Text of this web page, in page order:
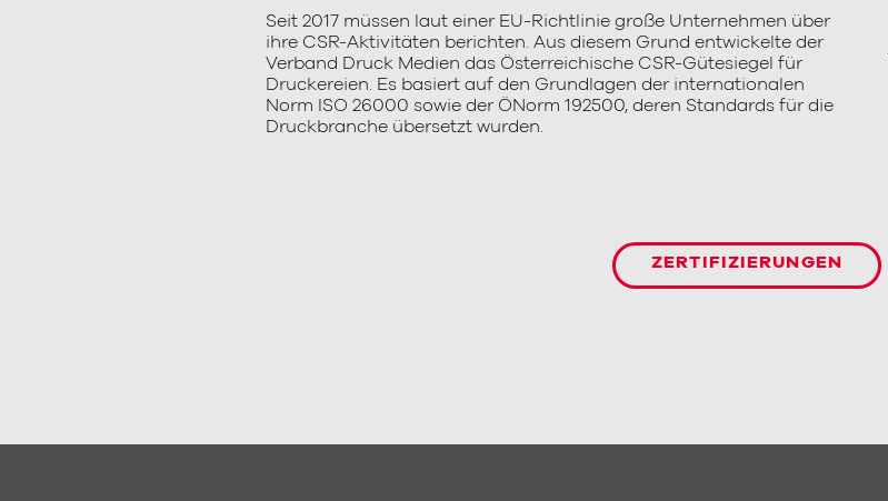
Seit 2017 müssen laut einer EU-Richtlinie große Unternehmen über
ihre CSR-Aktivitäten berichten. Aus diesem Grund entwickelte der
Verband Druck Medien das Österreichische CSR-Gütesiegel für
Druckereien. Es basiert auf den Grundlagen der internationalen
Norm ISO 26000 sowie der ÖNorm 192500, deren Standards für die
Druckbranche übersetzt wurden.
ZERTIFIZIERUNGEN